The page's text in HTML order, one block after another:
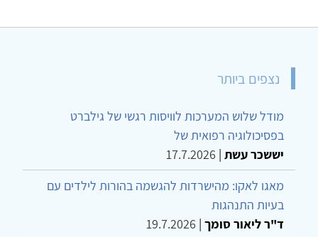
נצפים ביותר
מודל שלוש המערכות לוויסות רגשי של גילברט
בפסיכולוגיה רפואית של
יששכר עשת |
17.7.2026
מאגו לאקו: מהישרדות להגשמה בהורות לילדים עם
בעיות התנהגות
ד"ר ליאור סומך |
19.7.2026